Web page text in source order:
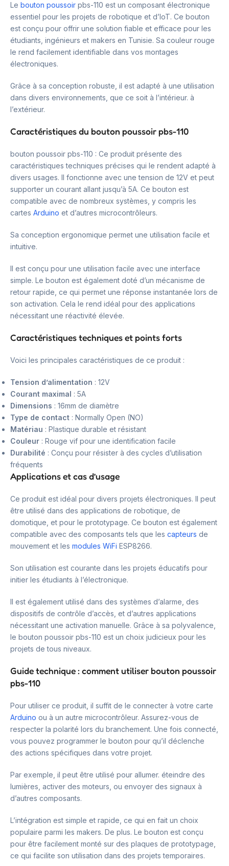
Le bouton poussoir pbs-110 est un composant électronique
essentiel pour les projets de robotique et d’IoT. Ce bouton
est conçu pour offrir une solution fiable et efficace pour les
étudiants, ingénieurs et makers en Tunisie. Sa couleur rouge
le rend facilement identifiable dans vos montages
électroniques.
Grâce à sa conception robuste, il est adapté à une utilisation
dans divers environnements, que ce soit à l’intérieur. à
l’extérieur.
Caractéristiques du bouton poussoir pbs-110
bouton poussoir pbs-110 : Ce produit présente des
caractéristiques techniques précises qui le rendent adapté à
divers usages. Il fonctionne avec une tension de 12V et peut
supporter un courant allant jusqu’à 5A. Ce bouton est
compatible avec de nombreux systèmes, y compris les
cartes Arduino et d’autres microcontrôleurs.
Sa conception ergonomique permet une utilisation facile et
intuitive.
Il est conçu pour une utilisation facile avec une interface
simple. Le bouton est également doté d’un mécanisme de
retour rapide, ce qui permet une réponse instantanée lors de
son activation. Cela le rend idéal pour des applications
nécessitant une réactivité élevée.
Caractéristiques techniques et points forts
Voici les principales caractéristiques de ce produit :
Tension d’alimentation : 12V
Courant maximal : 5A
Dimensions : 16mm de diamètre
Type de contact : Normally Open (NO)
Matériau : Plastique durable et résistant
Couleur : Rouge vif pour une identification facile
Durabilité : Conçu pour résister à des cycles d’utilisation
fréquents
Applications et cas d’usage
Ce produit est idéal pour divers projets électroniques. Il peut
être utilisé dans des applications de robotique, de
domotique, et pour le prototypage. Ce bouton est également
compatible avec des composants tels que les capteurs de
mouvement et les modules WiFi ESP8266.
Son utilisation est courante dans les projets éducatifs pour
initier les étudiants à l’électronique.
Il est également utilisé dans des systèmes d’alarme, des
dispositifs de contrôle d’accès, et d’autres applications
nécessitant une activation manuelle. Grâce à sa polyvalence,
le bouton poussoir pbs-110 est un choix judicieux pour les
projets de tous niveaux.
Guide technique : comment utiliser bouton poussoir
pbs-110
Pour utiliser ce produit, il suffit de le connecter à votre carte
Arduino ou à un autre microcontrôleur. Assurez-vous de
respecter la polarité lors du branchement. Une fois connecté,
vous pouvez programmer le bouton pour qu’il déclenche
des actions spécifiques dans votre projet.
Par exemple, il peut être utilisé pour allumer. éteindre des
lumières, activer des moteurs, ou envoyer des signaux à
d’autres composants.
L’intégration est simple et rapide, ce qui en fait un choix
populaire parmi les makers. De plus. Le bouton est conçu
pour être facilement monté sur des plaques de prototypage,
ce qui facilite son utilisation dans des projets temporaires.